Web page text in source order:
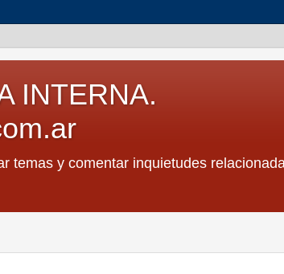
INTERNA.
temas y comentar inquietudes